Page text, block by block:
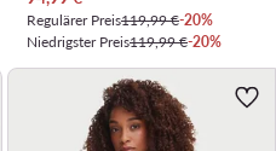
Regulärer Preis119,99 €-20%
Niedrigster Preis119,99 €-20%